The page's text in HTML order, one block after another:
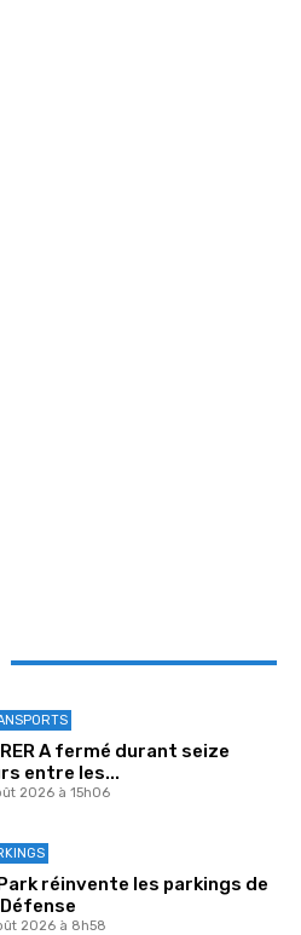
RER A fermé durant seize
entre les...
2026 à 15h06
réinvente les parkings de
2026 à 8h58